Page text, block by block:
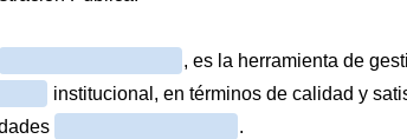
, es la herramienta de
institucional, en términos de calidad y
.